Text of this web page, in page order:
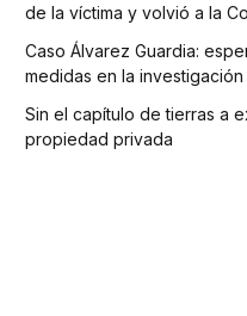
de la víctima y volvió a la
Caso Álvarez Guardia:
medidas en la investigación
Sin el capítulo de tierras a
propiedad privada